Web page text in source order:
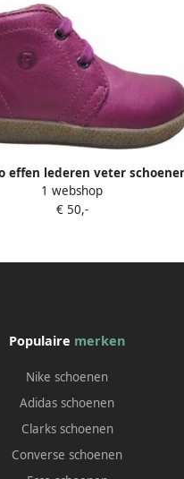
effen lederen veter
1195 fuxia
1 webshop
€ 50,-
Populaire merken
Nike schoenen
Adidas schoenen
Clarks schoenen
Converse schoenen